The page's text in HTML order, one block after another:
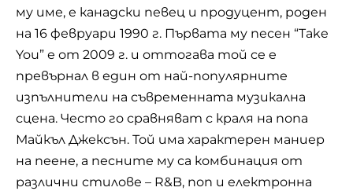
му име, е канадски певец и продуцент, роден
на 16 февруари 1990 г. Първата му песен “Take
You” е от 2009 г. и оттогава той се е
превърнал в един от най-популярните
изпълнители на съвременната музикална
сцена. Често го сравняват с краля на попа
Майкъл Джексън. Той има характерен маниер
на пеене, а песните му са комбинация от
различни стилове – R&B, поп и електронна